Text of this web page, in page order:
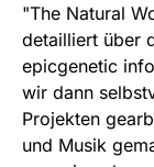
"The Natural
detailliert über
epicgenetic
wir dann
Projekten
und Musik